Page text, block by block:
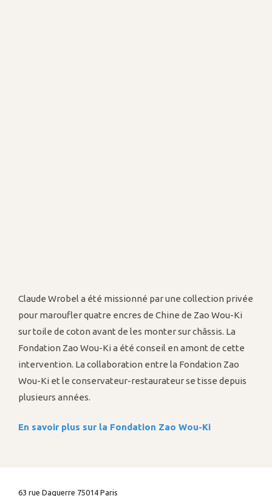
Claude Wrobel a été missionné par une collection privée
pour maroufler quatre encres de Chine de Zao Wou-Ki
sur toile de coton avant de les monter sur châssis. La
Fondation Zao Wou-Ki a été conseil en amont de cette
intervention. La collaboration entre la Fondation Zao
Wou-Ki et le conservateur-restaurateur se tisse depuis
plusieurs années.
En savoir plus sur la Fondation Zao Wou-Ki
63 rue Daguerre 75014 Paris